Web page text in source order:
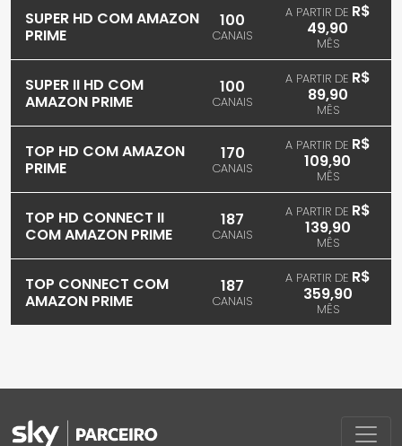
SUPER HD COM AMAZON
PRIME
100
CANAIS
A PARTIR DE R$
49,90
MÊS
SUPER II HD COM
AMAZON PRIME
100
CANAIS
A PARTIR DE R$
89,90
MÊS
TOP HD COM AMAZON
PRIME
170
CANAIS
A PARTIR DE R$
109,90
MÊS
TOP HD CONNECT II
COM AMAZON PRIME
187
CANAIS
A PARTIR DE R$
139,90
MÊS
TOP CONNECT COM
AMAZON PRIME
187
CANAIS
A PARTIR DE R$
359,90
MÊS